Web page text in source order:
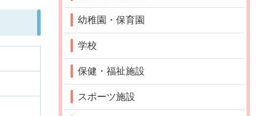
幼稚園・保育園
学校
保健・福祉施設
スポーツ施設